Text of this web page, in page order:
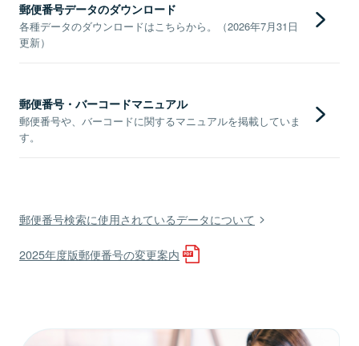
郵便番号データのダウンロード
各種データのダウンロードはこちらから。（2026年7月31日
更新）
郵便番号・バーコードマニュアル
郵便番号や、バーコードに関するマニュアルを掲載していま
す。
郵便番号検索に使用されているデータについて
2025年度版郵便番号の変更案内